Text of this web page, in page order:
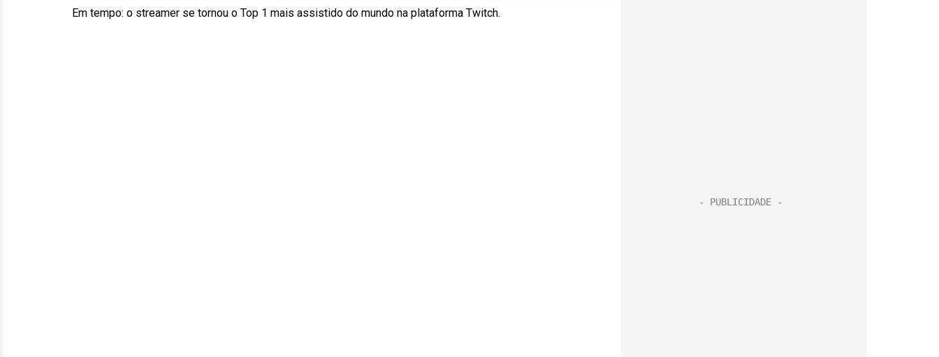
Em tempo: o streamer se tornou o Top 1 mais assistido do mundo na plataforma Twitch.